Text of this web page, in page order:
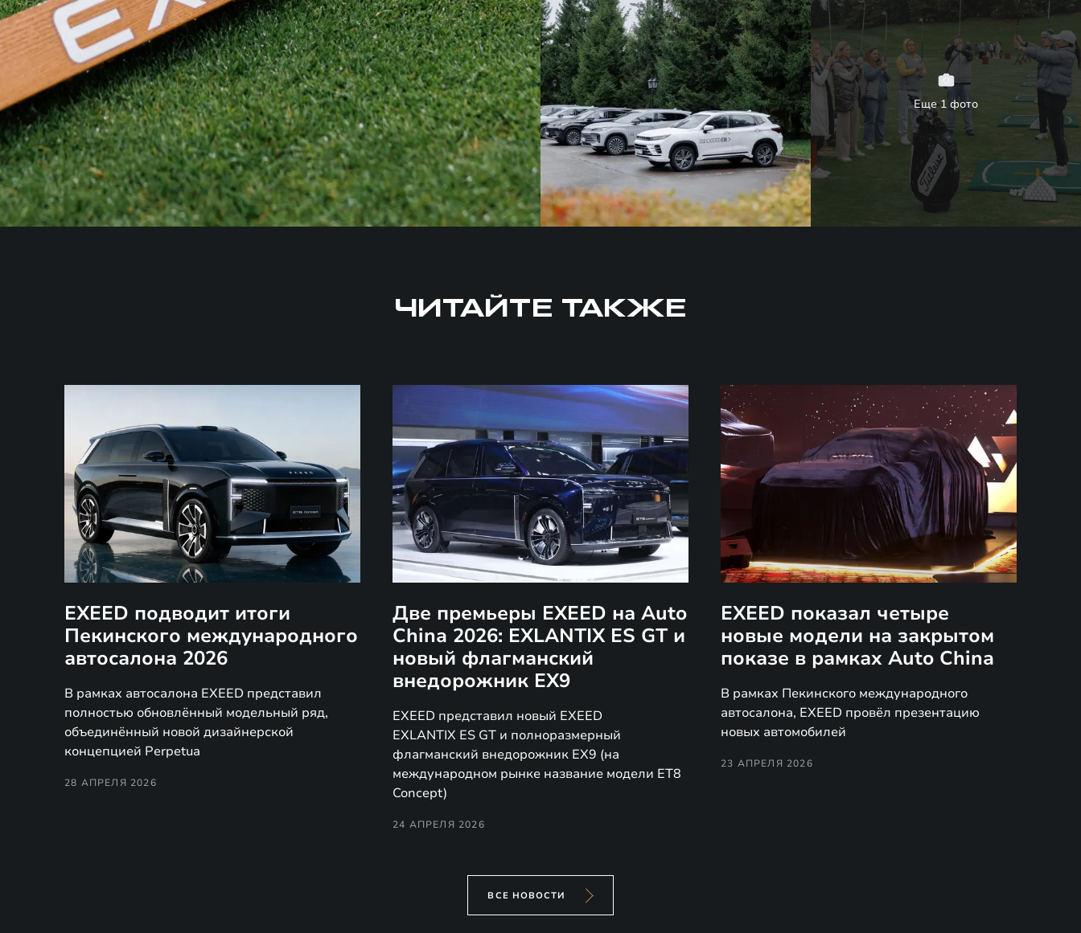
Еще 1 фото
ЧИТАЙТЕ ТАКЖЕ
EXEED подводит итоги
Пекинского международного
автосалона 2026
В рамках автосалона EXEED представил
полностью обновлённый модельный ряд,
объединённый новой дизайнерской
концепцией Perpetua
28 АПРЕЛЯ 2026
Две премьеры EXEED на Auto
China 2026: EXLANTIX ES GT и
новый флагманский
внедорожник EX9
EXEED представил новый EXEED
EXLANTIX ES GT и полноразмерный
флагманский внедорожник EX9 (на
международном рынке название модели ET8
Concept)
24 АПРЕЛЯ 2026
EXEED показал четыре
новые модели на закрытом
показе в рамках Auto China
В рамках Пекинского международного
автосалона, EXEED провёл презентацию
новых автомобилей
23 АПРЕЛЯ 2026
ВСЕ НОВОСТИ